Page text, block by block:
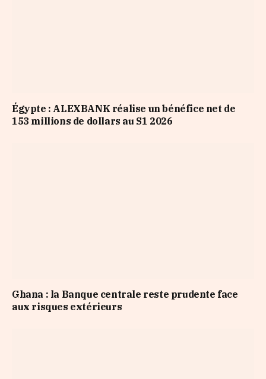
Égypte : ALEXBANK réalise un bénéfice net de
153 millions de dollars au S1 2026
Ghana : la Banque centrale reste prudente face
aux risques extérieurs